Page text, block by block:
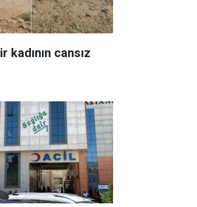
kadının cansız